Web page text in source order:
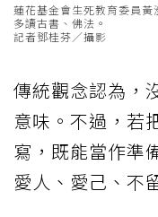
蓮花基金會生死教育委員
多讀古書、佛法。
記者鄧桂芬／攝影
傳統觀念認為，
意味。不過，若
寫，既能當作準
愛人、愛己、不